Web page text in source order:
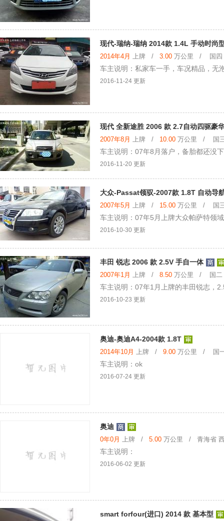
现代-瑞纳-瑞纳 2014款 1.4L 手动时尚
2014年4月 上牌 / 3.00 万公里 / 国四 /
车主说明：私家车一手，车况精品，无
2016-11-24 更新
现代 全新途胜 2006 款 2.7自动四驱豪
2007年8月 上牌 / 10.00 万公里 / 国三
车主说明：07年8月落户，备胎都还没
2016-11-20 更新
大众-Passat领驭-2007款 1.8T 自动导
2007年5月 上牌 / 15.00 万公里 / 国三
车主说明：07年5月上牌大众帕萨特领
2016-10-30 更新
丰田 锐志 2006 款 2.5V 手自一体
2007年1月 上牌 / 8.50 万公里 / 国二 /
车主说明：07年1月上牌的丰田锐志，
2016-10-23 更新
奥迪-奥迪A4-2004款 1.8T
2014年10月 上牌 / 9.00 万公里 / 国一
车主说明：ok
2016-07-24 更新
奥迪
0年0月 上牌 / 5.00 万公里 / 青海省 西
车主说明：
2016-06-02 更新
smart forfour(进口) 2014 款 基本型